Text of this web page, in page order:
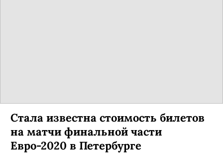
Стала известна стоимость билетов
на матчи финальной части
Евро-2020 в Петербурге